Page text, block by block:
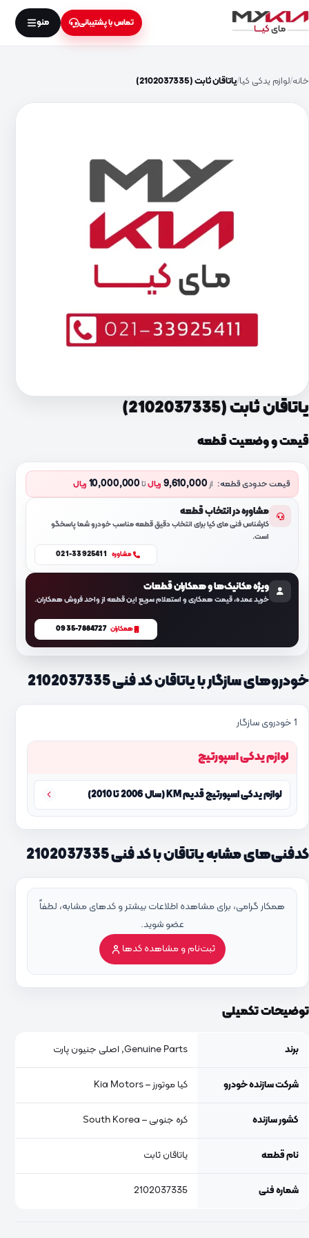
تماس با پشتیبانی منو
خانه لوازم یدکی کیا یاتاقان ثابت (2102037335)
یاتاقان ثابت (2102037335)
قیمت و وضعیت قطعه
قیمت حدودی قطعه: از9,610,000 ریالتا10,000,000 ریال
مشاوره در انتخاب قطعه
کارشناس فنی مای کیا برای انتخاب دقیق قطعه مناسب خودرو شما پاسخگو
است.
مشاوره 021-33925411
ویژه مکانیک‌ها و همکاران قطعات
خرید عمده، قیمت همکاری و استعلام سریع این قطعه از واحد فروش همکاران.
همکاران 0935-7884727
خودروهای سازگار با یاتاقان کد فنی 2102037335
1 خودروی سازگار
لوازم یدکی اسپورتیج
لوازم یدکی اسپورتیج قدیم KM (سال 2006 تا 2010)
کدفنی‌های مشابه یاتاقان با کد فنی 2102037335
همکار گرامی، برای مشاهده اطلاعات بیشتر و کدهای مشابه، لطفاً
عضو شوید.
ثبت‌نام و مشاهده کدها
توضیحات تکمیلی
برند Genuine Parts, اصلی جنیون پارت
شرکت سازنده خودرو کیا موتورز – Kia Motors
کشور سازنده کره جنوبی – South Korea
نام قطعه یاتاقان ثابت
شماره فنی 2102037335